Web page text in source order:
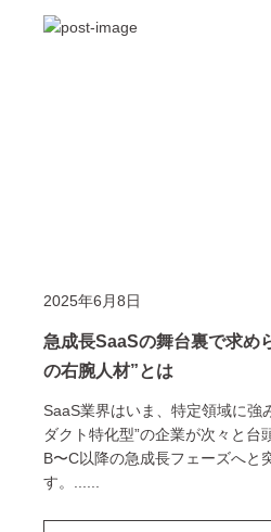
2025年6月8日
急成長SaaSの舞台裏で求め
の右腕人材”とは
SaaS業界はいま、特定領域に強
ダクト特化型”の企業が次々と台
B〜C以降の急成長フェーズへと
す。 ......